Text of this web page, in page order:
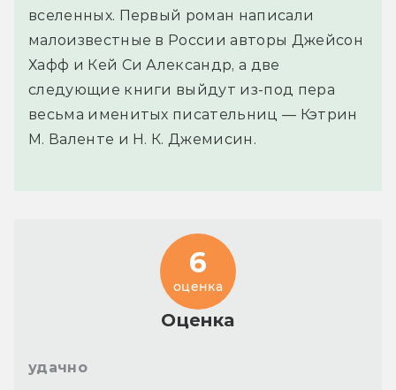
вселенных. Первый роман написали
малоизвестные в России авторы Джейсон
Хафф и Кей Си Александр, а две
следующие книги выйдут из-под пера
весьма именитых писательниц — Кэтрин
М. Валенте и Н. К. Джемисин.
Оценка
6
оценка
удачно